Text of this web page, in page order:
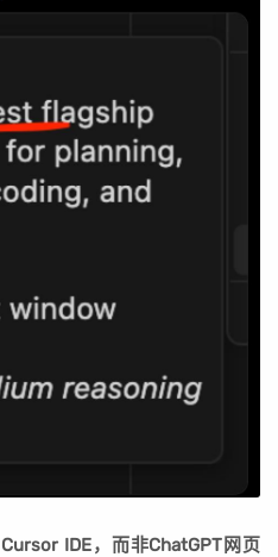
Cursor IDE，而非ChatGPT网页